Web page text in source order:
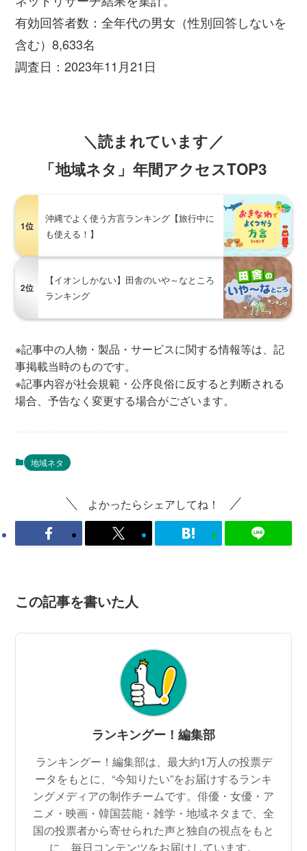
有効回答者数：全年代の男女（性別回答しないを
含む）8,633名
調査日：2023年11月21日
＼読まれています／
「地域ネタ」年間アクセスTOP3
1位
沖縄でよく使う方言ランキング【旅行中に
も使える！】
2位
【イオンしかない】田舎のいや～なところ
ランキング
※記事中の人物・製品・サービスに関する情報等は、記
事掲載当時のものです。
※記事内容が社会規範・公序良俗に反すると判断される
場合、予告なく変更する場合がございます。
地域ネタ
よかったらシェアしてね！
この記事を書いた人
ランキングー！編集部
ランキングー！編集部は、最大約1万人の投票デ
ータをもとに、“今知りたい”をお届けするランキ
ングメディアの制作チームです。俳優・女優・ア
ニメ・映画・韓国芸能・雑学・地域ネタまで、全
国の投票者から寄せられた声と独自の視点をもと
に、毎日コンテンツをお届けしています。